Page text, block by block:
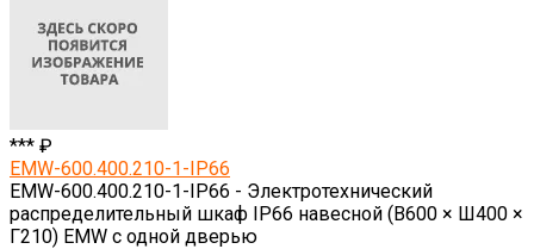
*** ₽
EMW-600.400.210-1-IP66
EMW-600.400.210-1-IP66 - Электротехнический
распределительный шкаф IP66 навесной (В600 × Ш400 ×
Г210) EMW c одной дверью